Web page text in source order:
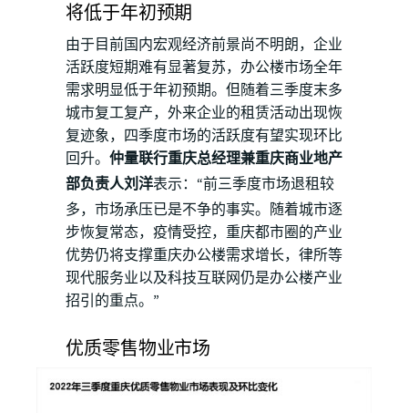
将低于年初预期
由于目前国内宏观经济前景尚不明朗，企业
活跃度短期难有显著复苏，办公楼市场全年
需求明显低于年初预期。但随着三季度末多
城市复工复产，外来企业的租赁活动出现恢
复迹象，四季度市场的活跃度有望实现环比
回升。 仲量联行重庆总经理兼重庆商业地产
部负责人刘洋表示：“前三季度市场退租较
多，市场承压已是不争的事实。随着城市逐
步恢复常态，疫情受控，重庆都市圈的产业
优势仍将支撑重庆办公楼需求增长，律所等
现代服务业以及科技互联网仍是办公楼产业
招引的重点。”
优质零售物业市场